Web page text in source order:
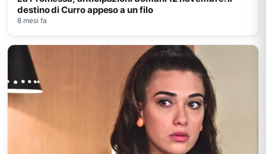
destino di Curro appeso a un filo
8 mesi fa